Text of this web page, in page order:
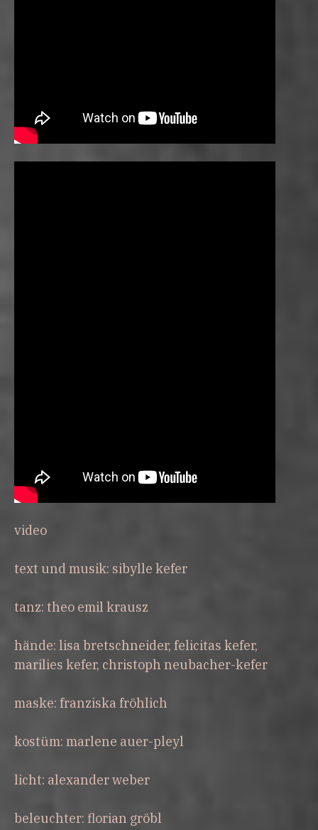
video
text und musik: sibylle kefer
tanz: theo emil krausz
hände: lisa bretschneider, felicitas kefer,
marilies kefer, christoph neubacher-kefer
maske: franziska fröhlich
kostüm: marlene auer-pleyl
licht: alexander weber
beleuchter: florian gröbl